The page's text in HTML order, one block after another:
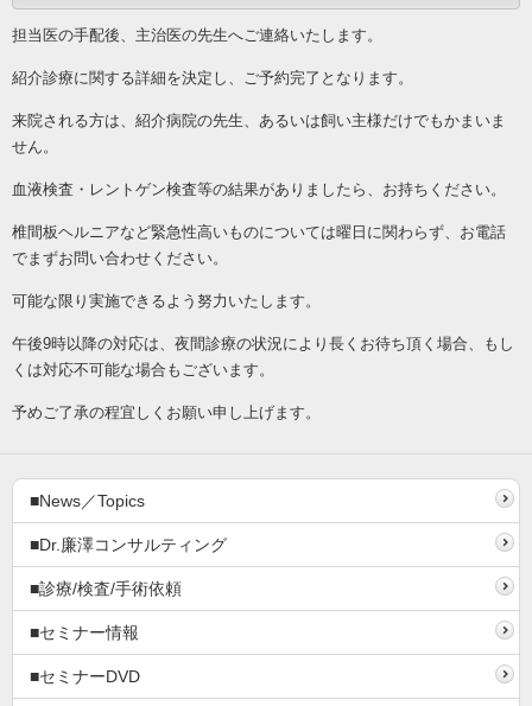
担当医の手配後、主治医の先生へご連絡いたします。
紹介診療に関する詳細を決定し、ご予約完了となります。
来院される方は、紹介病院の先生、あるいは飼い主様だけでもかまいま
せん。
血液検査・レントゲン検査等の結果がありましたら、お持ちください。
椎間板ヘルニアなど緊急性高いものについては曜日に関わらず、お電話
でまずお問い合わせください。
可能な限り実施できるよう努力いたします。
午後9時以降の対応は、夜間診療の状況により長くお待ち頂く場合、もし
くは対応不可能な場合もございます。
予めご了承の程宜しくお願い申し上げます。
■News／Topics
■Dr.廉澤コンサルティング
■診療/検査/手術依頼
■セミナー情報
■セミナーDVD